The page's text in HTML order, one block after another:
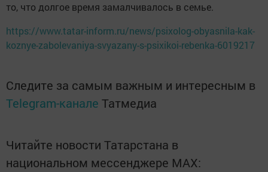
то, что долгое время замалчивалось в семье.
https://www.tatar-inform.ru/news/psixolog-obyasnila-kak-
koznye-zabolevaniya-svyazany-s-psixikoi-rebenka-6019217
Следите за самым важным и интересным в
Telegram-канале Татмедиа
Читайте новости Татарстана в
национальном мессенджере MАХ: